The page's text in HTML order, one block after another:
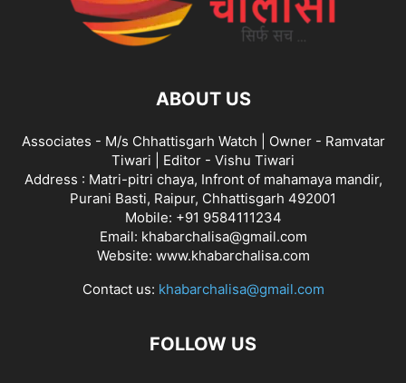
ABOUT US
Associates - M/s Chhattisgarh Watch | Owner - Ramvatar
Tiwari | Editor - Vishu Tiwari
Address : Matri-pitri chaya, Infront of mahamaya mandir,
Purani Basti, Raipur, Chhattisgarh 492001
Mobile: +91 9584111234
Email: khabarchalisa@gmail.com
Website: www.khabarchalisa.com
Contact us: khabarchalisa@gmail.com
FOLLOW US